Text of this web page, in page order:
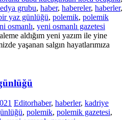
grubu, haber, habereler, haberler,
yaz günlüğü, polemik, polemik
osmanlı, yeni osmanlı gazetesi
aldığım yeni yazım ile yine
yaşanan salgın hayatlarımıza
Editorhaber, haberler, kadriye
, polemik, polemik gazetesi,